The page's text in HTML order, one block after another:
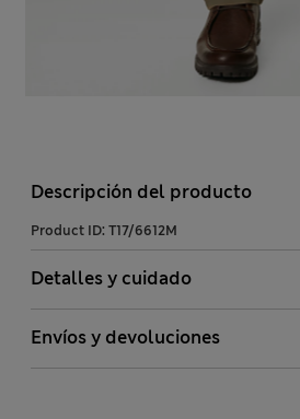
Descripción del producto
Product ID: T17/6612M
Detalles y cuidado
Envíos y devoluciones